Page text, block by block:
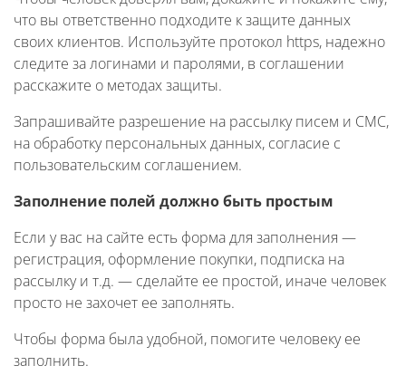
что вы ответственно подходите к защите данных
своих клиентов. Используйте протокол https, надежно
следите за логинами и паролями, в соглашении
расскажите о методах защиты.
Запрашивайте разрешение на рассылку писем и СМС,
на обработку персональных данных, согласие с
пользовательским соглашением.
Заполнение полей должно быть простым
Если у вас на сайте есть форма для заполнения —
регистрация, оформление покупки, подписка на
рассылку и т.д. — сделайте ее простой, иначе человек
просто не захочет ее заполнять.
Чтобы форма была удобной, помогите человеку ее
заполнить.